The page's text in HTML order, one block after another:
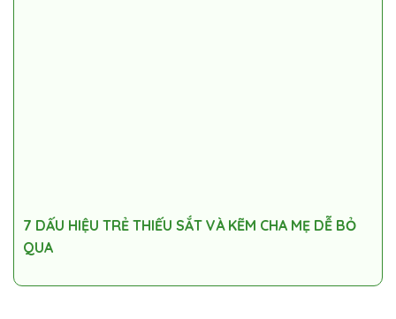
7 DẤU HIỆU TRẺ THIẾU SẮT VÀ KẼM CHA MẸ DỄ BỎ
QUA